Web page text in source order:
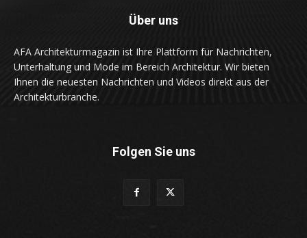
Über uns
AFA Architekturmagazin ist Ihre Plattform für Nachrichten,
Unterhaltung und Mode im Bereich Architektur. Wir bieten
Ihnen die neuesten Nachrichten und Videos direkt aus der
Architekturbranche.
Folgen Sie uns